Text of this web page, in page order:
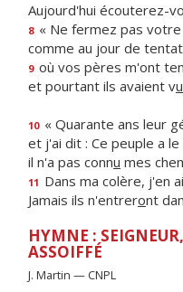
Aujourd'hui écouterez-vo
8 « Ne fermez pas
comme au jour de
9 où vos pères m'ont
et pourtant ils avaient vu
10 « Quarante ans leur
et j'ai dit : Ce peuple a
il n'a pas connu mes
11 Dans ma colère, j'en
Jamais ils n'entreront
HYMNE :
ASSOIFFÉ
J. Martin — CNPL